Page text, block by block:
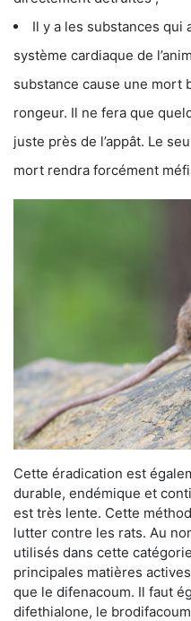
Il y a les substances
système cardiaque de
substance cause une mort
rongeur. Il ne fera que
juste près de l’appât. Le
mort rendra forcément
Cette éradication est
durable, endémique et
est très lente. Cette
lutter contre les rats. Au
utilisés dans cette
principales matières
que le difenacoum. Il faut
difethialone, le